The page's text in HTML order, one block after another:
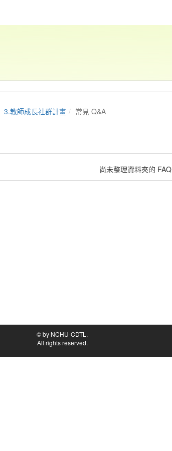
3.教師成長社群計畫 常見 Q&A
尚未整理資料夾的 FAQ
© by NCHU-CDTL.
All rights reserved.